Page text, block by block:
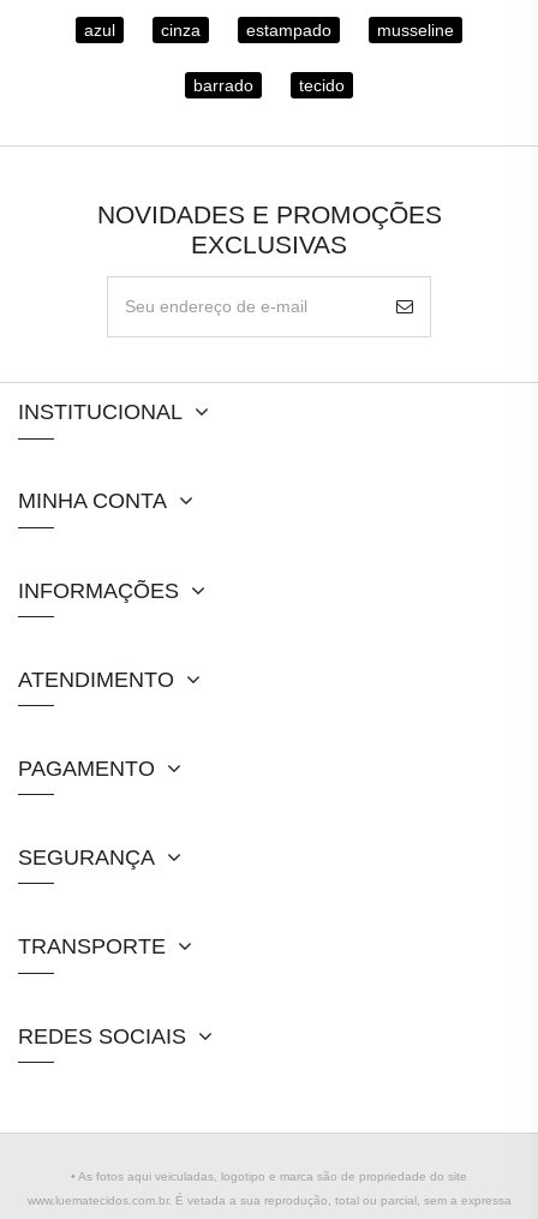
azul cinza estampado musseline
barrado tecido
NOVIDADES E PROMOÇÕES
EXCLUSIVAS
INSTITUCIONAL
MINHA CONTA
INFORMAÇÕES
ATENDIMENTO
PAGAMENTO
SEGURANÇA
TRANSPORTE
REDES SOCIAIS
• As fotos aqui veiculadas, logotipo e marca são de propriedade do site
www.luematecidos.com.br. É vetada a sua reprodução, total ou parcial, sem a expressa